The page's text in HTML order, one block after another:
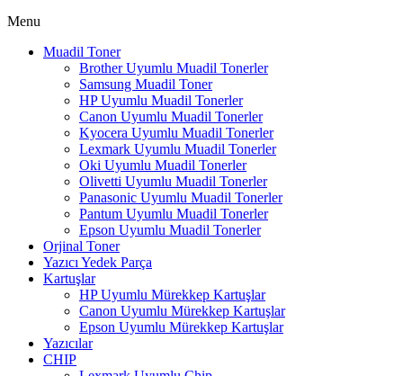
Menu
Muadil Toner
Brother Uyumlu Muadil Tonerler
Samsung Muadil Toner
HP Uyumlu Muadil Tonerler
Canon Uyumlu Muadil Tonerler
Kyocera Uyumlu Muadil Tonerler
Lexmark Uyumlu Muadil Tonerler
Oki Uyumlu Muadil Tonerler
Olivetti Uyumlu Muadil Tonerler
Panasonic Uyumlu Muadil Tonerler
Pantum Uyumlu Muadil Tonerler
Epson Uyumlu Muadil Tonerler
Orjinal Toner
Yazıcı Yedek Parça
Kartuşlar
HP Uyumlu Mürekkep Kartuşlar
Canon Uyumlu Mürekkep Kartuşlar
Epson Uyumlu Mürekkep Kartuşlar
Yazıcılar
CHIP